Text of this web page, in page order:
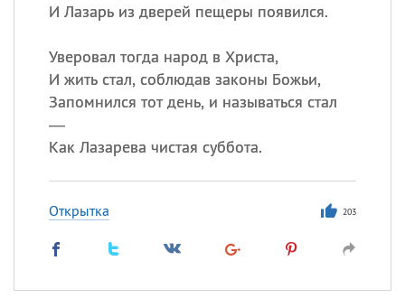
И Лазарь из дверей пещеры появился.
Уверовал тогда народ в Христа,
И жить стал, соблюдав законы Божьи,
Запомнился тот день, и называться стал
—
Как Лазарева чистая суббота.
Открытка 203